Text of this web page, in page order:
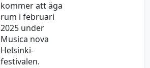
kommer att äga
rum i februari
2025 under
Musica nova
Helsinki-
festivalen.